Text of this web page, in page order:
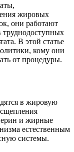
жировых
они работают
труднодоступных
В этой статье
кому они
от процедуры.
в жировую
и жирные
естественным
системы.